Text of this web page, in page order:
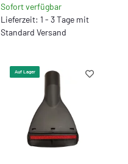
Sofort verfügbar
Lieferzeit: 1 - 3 Tage mit
Standard Versand
Auf Lager